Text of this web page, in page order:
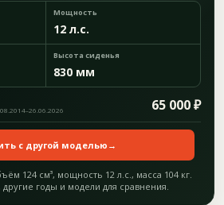
Мощность
12 л.с.
Высота сиденья
830 мм
65 000 ₽
с другой моделью →
124 см³, мощность 12 л.с., масса 104 кг.
годы и модели для сравнения.